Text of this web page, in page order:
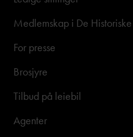
Medlemskap i De Historiske
For presse
Brosjyre
Tilbud på leiebil
Agenter